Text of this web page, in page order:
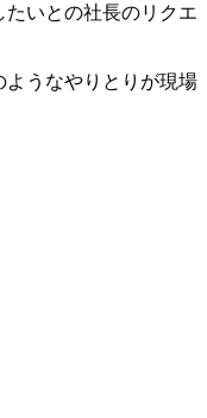
いとの社長のリクエ
ようなやりとりが現場